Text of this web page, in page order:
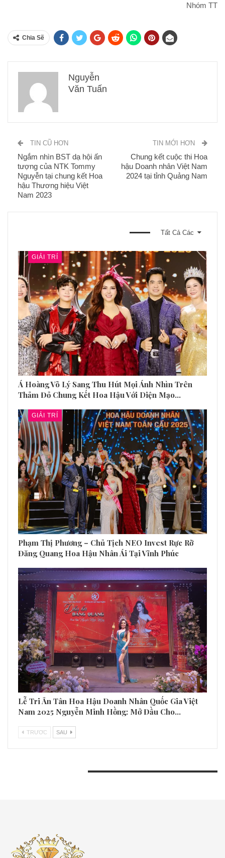
Nhóm TT
Chia Sẽ
Nguyễn
Văn Tuấn
TIN CŨ HƠN
Ngắm nhìn BST dạ hội ấn
tượng của NTK Tommy
Nguyễn tại chung kết Hoa
hậu Thương hiệu Việt
Nam 2023
TIN MỚI HƠN
Chung kết cuộc thi Hoa
hậu Doanh nhân Việt Nam
2024 tại tỉnh Quảng Nam
Tất Cả Các
GIẢI TRÍ
Á Hoàng Võ Lý Sang Thu Hút Mọi Ánh Nhìn Trên
Thảm Đỏ Chung Kết Hoa Hậu Với Diện Mạo…
GIẢI TRÍ
Phạm Thị Phương – Chủ Tịch NEO Invest Rực Rỡ
Đăng Quang Hoa Hậu Nhân Ái Tại Vĩnh Phúc
Lễ Tri Ân Tân Hoa Hậu Doanh Nhân Quốc Gia Việt
Nam 2025 Nguyễn Minh Hồng: Mở Đầu Cho…
TRƯƠC SAU